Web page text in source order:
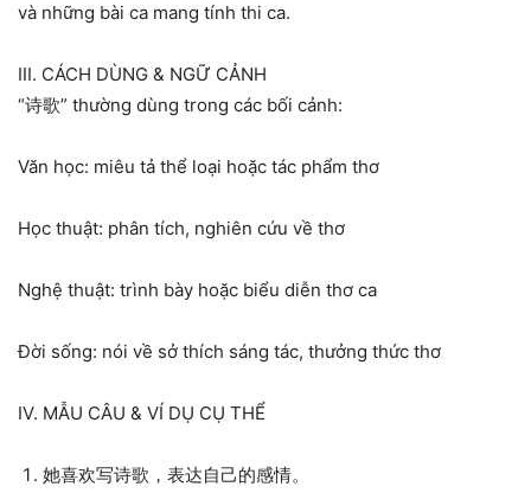
và những bài ca mang tính thi ca.
III. CÁCH DÙNG & NGỮ CẢNH
“诗歌” thường dùng trong các bối cảnh:
Văn học: miêu tả thể loại hoặc tác phẩm thơ
Học thuật: phân tích, nghiên cứu về thơ
Nghệ thuật: trình bày hoặc biểu diễn thơ ca
Đời sống: nói về sở thích sáng tác, thưởng thức thơ
IV. MẪU CÂU & VÍ DỤ CỤ THỂ
她喜欢写诗歌，表达自己的感情。